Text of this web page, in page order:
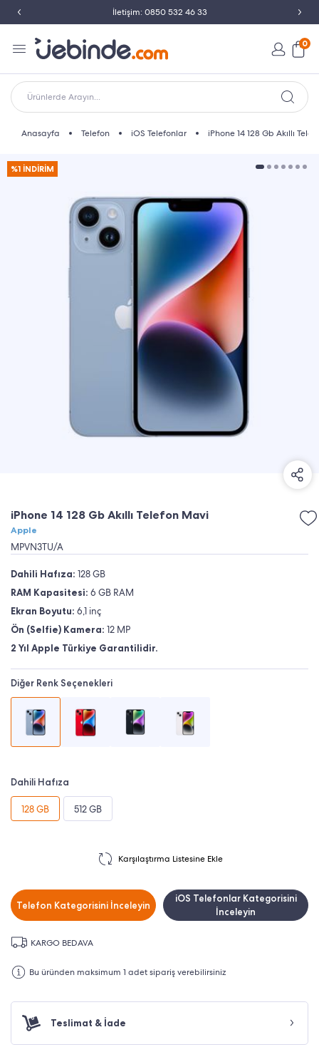
İletişim: 0850 532 46 33
0
Ürünlerde Arayın...
Anasayfa Telefon iOS Telefonlar iPhone 14 128 Gb Akıllı
%1 İNDİRİM
iPhone 14 128 Gb Akıllı Telefon Mavi
Apple
MPVN3TU/A
Dahili Hafıza: 128 GB
RAM Kapasitesi: 6 GB RAM
Ekran Boyutu: 6,1 inç
Ön (Selfie) Kamera: 12 MP
2 Yıl Apple Türkiye Garantilidir.
Diğer Renk Seçenekleri
Dahili Hafıza
128 GB 512 GB
Karşılaştırma Listesine Ekle
Telefon Kategorisini İnceleyin
iOS Telefonlar Kategorisini
İnceleyin
KARGO BEDAVA
Bu üründen maksimum 1 adet sipariş verebilirsiniz
Teslimat & İade